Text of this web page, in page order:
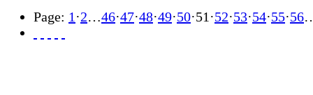
Page: 1 ·2…46·47·48·49·50·51 ·52·53·54·55·56